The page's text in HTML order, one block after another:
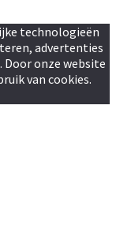
technologieën
advertenties
Door onze website
van cookies.